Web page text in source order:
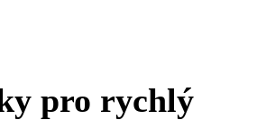
pro rychlý